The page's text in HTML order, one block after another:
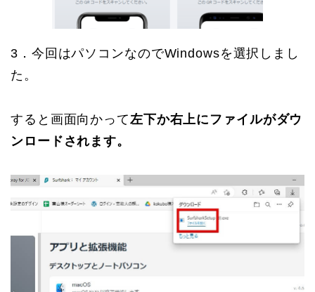
3．今回はパソコンなのでWindowsを選択しまし
た。
すると画面向かって左下か右上にファイルがダウ
ンロードされます。